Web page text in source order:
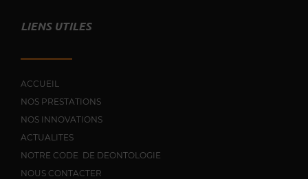
LIENS UTILES
ACCUEIL
NOS PRESTATIONS
NOS INNOVATIONS
ACTUALITES
NOTRE CODE DE DEONTOLOGIE
NOUS CONTACTER